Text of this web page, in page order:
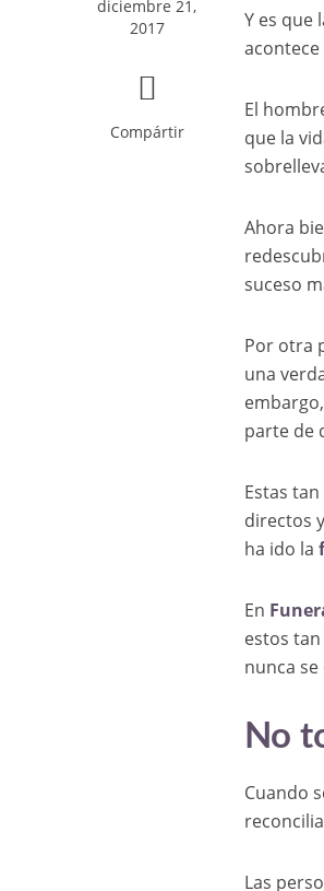
diciembre 21,
2017
Compártir
Y es que
El
que la
Ahora
suceso
Por otra
una
parte de
Estas
directos
ha ido la
En
estos
nunca
No
Cuando
Las